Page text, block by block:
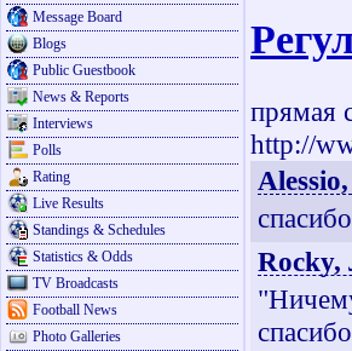
Message Board
Blogs
Public Guestbook
News & Reports
Interviews
Polls
Rating
Live Results
Standings & Schedules
Statistics & Odds
TV Broadcasts
Football News
Photo Galleries
прямая
http://
Rocky,